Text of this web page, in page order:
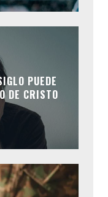
PUEDE
DE CRISTO